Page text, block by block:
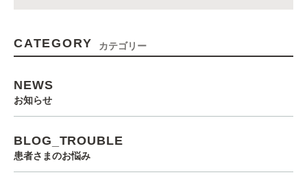
CATEGORY カテゴリー
NEWS
お知らせ
BLOG_TROUBLE
患者さまのお悩み